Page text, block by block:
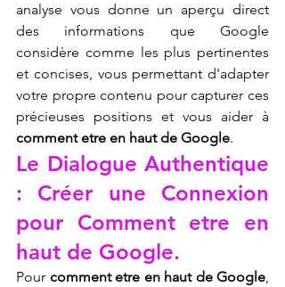
analyse vous donne un aperçu direct
des informations que Google
considère comme les plus pertinentes
et concises, vous permettant d'adapter
votre propre contenu pour capturer ces
comment etre en haut de Google.
Le Dialogue Authentique
: Créer une Connexion
pour Comment etre en
haut de Google.
Pour comment etre en haut de Google,